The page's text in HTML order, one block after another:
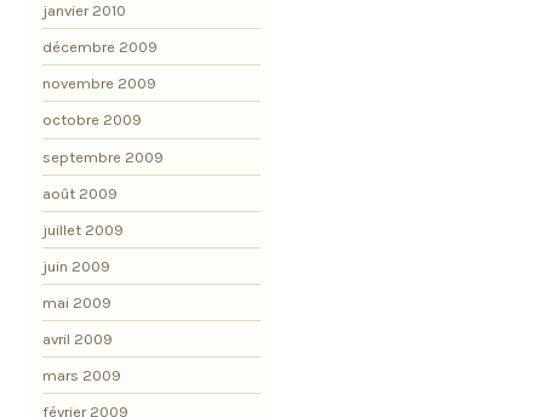
janvier 2010
décembre 2009
novembre 2009
octobre 2009
septembre 2009
août 2009
juillet 2009
juin 2009
mai 2009
avril 2009
mars 2009
février 2009